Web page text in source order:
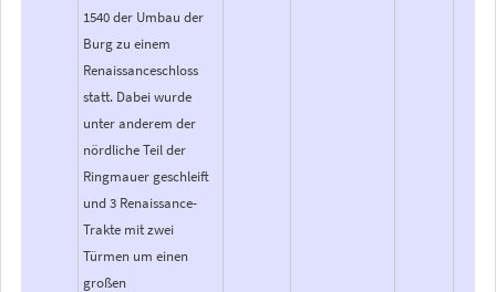
1540 der Umbau der
Burg zu einem
Renaissanceschloss
statt. Dabei wurde
unter anderem der
nördliche Teil der
Ringmauer geschleift
und 3 Renaissance-
Trakte mit zwei
Türmen um einen
großen